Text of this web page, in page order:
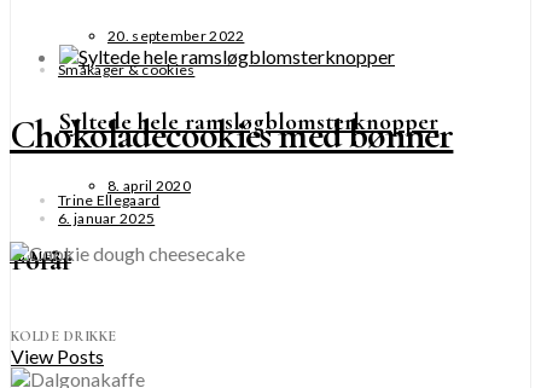
20. september 2022
Syltede hele ramsløgblomsterknopper
8. april 2020
Forår
KOLDE DRIKKE
View Posts
Småkager & cookies
Chokoladecookies med bønner
Trine Ellegaard
6. januar 2025
SE MERE